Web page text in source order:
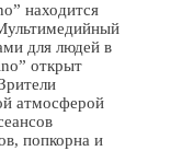
находится
для людей в
открыт
атмосферой
попкорна и